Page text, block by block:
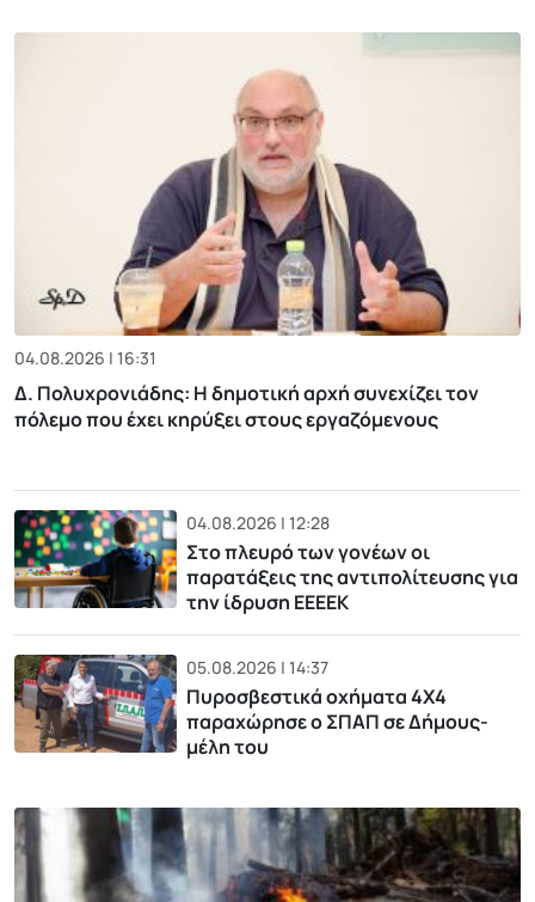
04.08.2026 | 16:31
Δ. Πολυχρονιάδης: Η δημοτική αρχή συνεχίζει τον
πόλεμο που έχει κηρύξει στους εργαζόμενους
04.08.2026 | 12:28
Στο πλευρό των γονέων οι
παρατάξεις της αντιπολίτευσης για
την ίδρυση ΕΕΕΕΚ
05.08.2026 | 14:37
Πυροσβεστικά οχήματα 4Χ4
παραχώρησε ο ΣΠΑΠ σε Δήμους-
μέλη του